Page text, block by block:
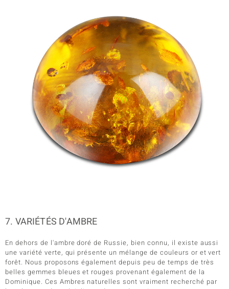
7. VARIÉTÉS D'AMBRE
En dehors de l'ambre doré de Russie, bien connu, il existe aussi
une variété verte, qui présente un mélange de couleurs or et vert
forêt. Nous proposons également depuis peu de temps de très
belles gemmes bleues et rouges provenant également de la
Dominique. Ces Ambres naturelles sont vraiment recherché par